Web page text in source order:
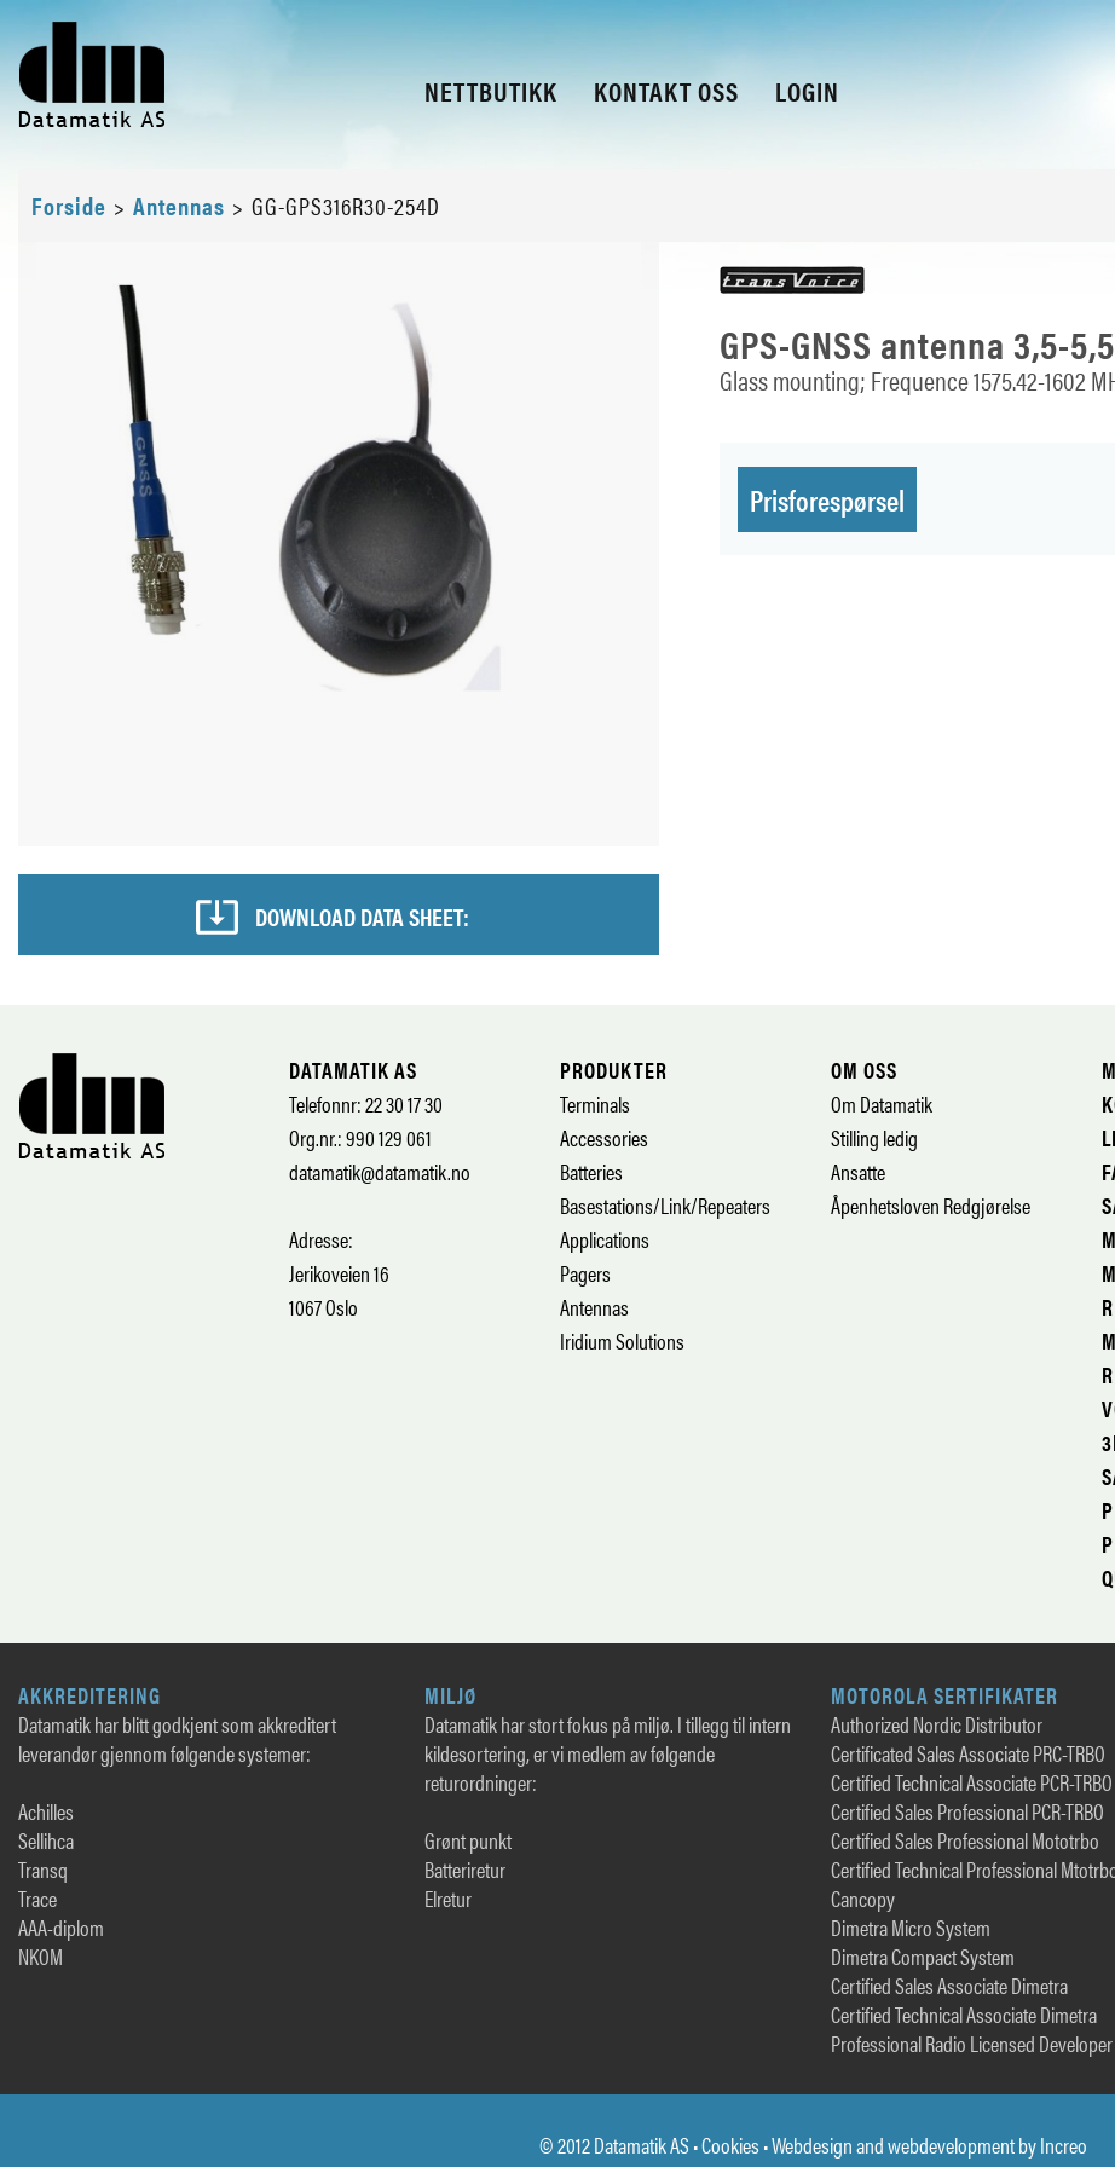
NETTBUTIKK KONTAKT OSS LOGIN
Forside > Antennas > GG-GPS316R30-254D
DOWNLOAD DATA SHEET:
GPS-GNSS antenna 3,5-
Glass mounting; Frequence 1575.42-1602
Prisforespørsel
DATAMATIK AS
Telefonnr: 22 30 17 30
Org.nr.: 990 129 061
datamatik@datamatik.no
Adresse:
Jerikoveien 16
1067 Oslo
PRODUKTER
Terminals
Accessories
Batteries
Basestations/Link/Repeaters
Applications
Pagers
Antennas
Iridium Solutions
OM OSS
Om Datamatik
Stilling ledig
Ansatte
Åpenhetsloven Redgjørelse
AKKREDITERING
Datamatik har blitt godkjent som akkreditert
leverandør gjennom følgende systemer:
Achilles
Sellihca
Transq
Trace
AAA-diplom
NKOM
MILJØ
Datamatik har stort fokus på miljø. I tillegg til intern
kildesortering, er vi medlem av følgende
returordninger:
Grønt punkt
Batteriretur
Elretur
MOTOROLA SERTIFIKATER
Authorized Nordic Distributor
Certificated Sales Associate PRC-TRBO
Certified Technical Associate PCR-TRBO
Certified Sales Professional PCR-TRBO
Certified Sales Professional Mototrbo
Certified Technical Professional
Cancopy
Dimetra Micro System
Dimetra Compact System
Certified Sales Associate Dimetra
Certified Technical Associate Dimetra
Professional Radio Licensed Developer
© 2012 Datamatik AS •Cookies • Webdesign and webdevelopment byIncreo